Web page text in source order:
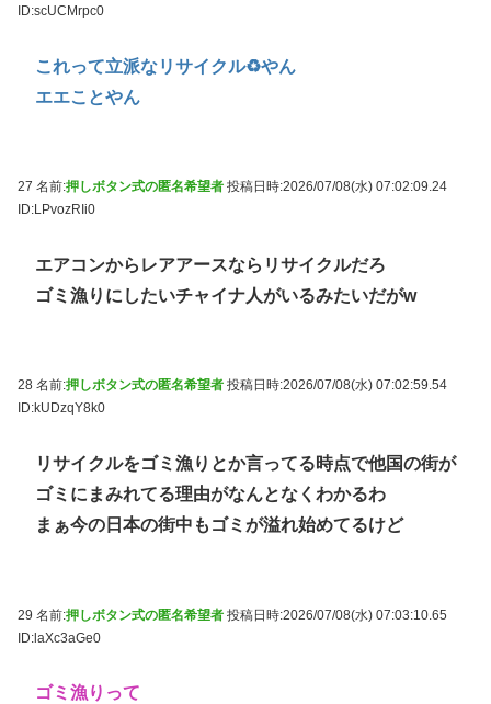
ID:scUCMrpc0
これって立派なリサイクル♻やん
エエことやん
27 名前:押しボタン式の匿名希望者 投稿日時:2026/07/08(水) 07:02:09.24
ID:LPvozRIi0
エアコンからレアアースならリサイクルだろ
ゴミ漁りにしたいチャイナ人がいるみたいだがw
28 名前:押しボタン式の匿名希望者 投稿日時:2026/07/08(水) 07:02:59.54
ID:kUDzqY8k0
リサイクルをゴミ漁りとか言ってる時点で他国の街が
ゴミにまみれてる理由がなんとなくわかるわ
まぁ今の日本の街中もゴミが溢れ始めてるけど
29 名前:押しボタン式の匿名希望者 投稿日時:2026/07/08(水) 07:03:10.65
ID:laXc3aGe0
ゴミ漁りって